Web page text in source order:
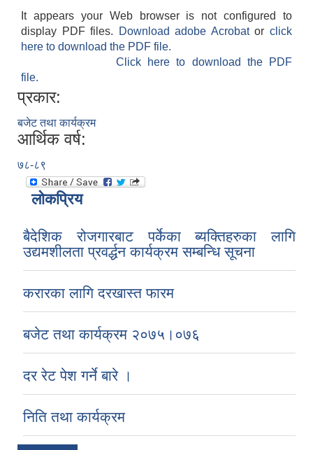
It appears your Web browser is not configured to
display PDF files.
Download adobe Acrobatorclick
here to download the PDF file.
Click here to download the PDF
file.
प्रकार:
बजेट तथा कार्यक्रम
आर्थिक वर्ष:
७८-८९
लोकप्रिय
बैदेशिक रोजगारबाट पर्केका ब्यक्तिहरुका लागि
उद्यमशीलता प्रवर्द्धन कार्यक्रम सम्बन्धि सूचना
करारका लागि दरखास्त फारम
बजेट तथा कार्यक्रम २०७५।०७६
दर रेट पेश गर्ने बारे ।
निति तथा कार्यक्रम